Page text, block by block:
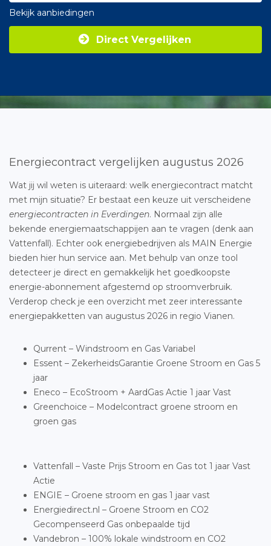
Bekijk aanbiedingen
Direct Vergelijken
Energiecontract vergelijken augustus 2026
Wat jij wil weten is uiteraard: welk energiecontract matcht
met mijn situatie? Er bestaat een keuze uit verscheidene
energiecontracten in Everdingen. Normaal zijn alle
bekende energiemaatschappijen aan te vragen (denk aan
Vattenfall). Echter ook energiebedrijven als MAIN Energie
bieden hier hun service aan. Met behulp van onze tool
detecteer je direct en gemakkelijk het goedkoopste
energie-abonnement afgestemd op stroomverbruik.
Verderop check je een overzicht met zeer interessante
energiepakketten van augustus 2026 in regio Vianen.
Qurrent – Windstroom en Gas Variabel
Essent – ZekerheidsGarantie Groene Stroom en Gas 5
jaar
Eneco – EcoStroom + AardGas Actie 1 jaar Vast
Greenchoice – Modelcontract groene stroom en
groen gas
Vattenfall – Vaste Prijs Stroom en Gas tot 1 jaar Vast
Actie
ENGIE – Groene stroom en gas 1 jaar vast
Energiedirect.nl – Groene Stroom en CO2
Gecompenseerd Gas onbepaalde tijd
Vandebron – 100% lokale windstroom en CO2